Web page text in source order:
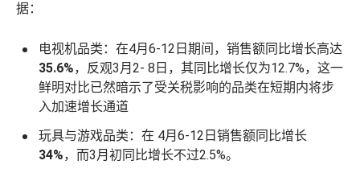
据：
电视机品类：在4月6-12日期间，销售额同比增长高达
35.6%，反观3月2- 8日，其同比增长仅为12.7%，这一
鲜明对比已然暗示了受关税影响的品类在短期内将步
入加速增长通道
玩具与游戏品类：在 4月6-12日销售额同比增长
34%，而3月初同比增长不过2.5%。